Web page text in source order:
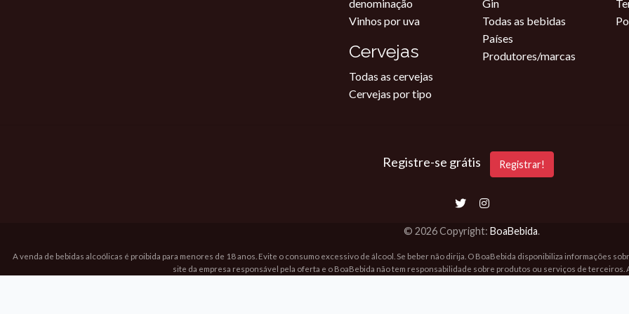
denominação
Vinhos por uva
Cervejas
Todas as cervejas
Cervejas por tipo
Gin
Todas as bebidas
Países
Produtores/marcas
Registre-se grátis Registrar!
© 2026 Copyright: BoaBebida.
A venda de bebidas alcoólicas é proibida para menores de 18 anos. Evite o consumo excessivo de álcool. Se beber não dirija. O BoaBebida disponibiliza informações
site da empresa responsável pela oferta e o BoaBebida não tem responsabilidade sobre produtos ou serviços de terceiros.